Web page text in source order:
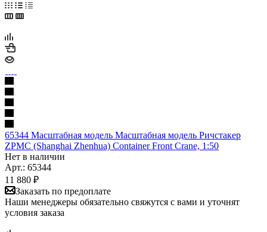
65344 Масштабная модель Масштабная модель Ричстакер
ZPMC (Shanghai Zhenhua) Container Front Crane, 1:50
Нет в наличии
Арт.: 65344
11 880 ₽
Заказать по предоплате
Наши менеджеры обязательно свяжутся с вами и уточнят
условия заказа